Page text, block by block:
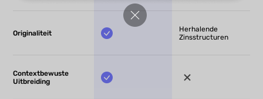
Originaliteit
Herhalende
Zinsstructuren
Contextbewuste
Uitbreiding